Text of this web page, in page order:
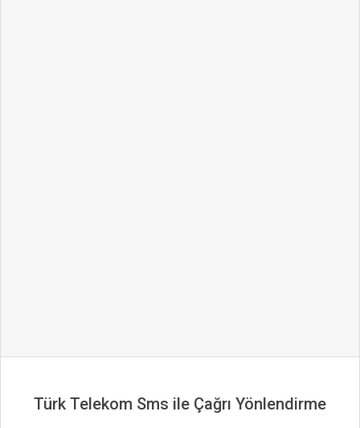
Türk Telekom Sms ile Çağrı Yönlendirme